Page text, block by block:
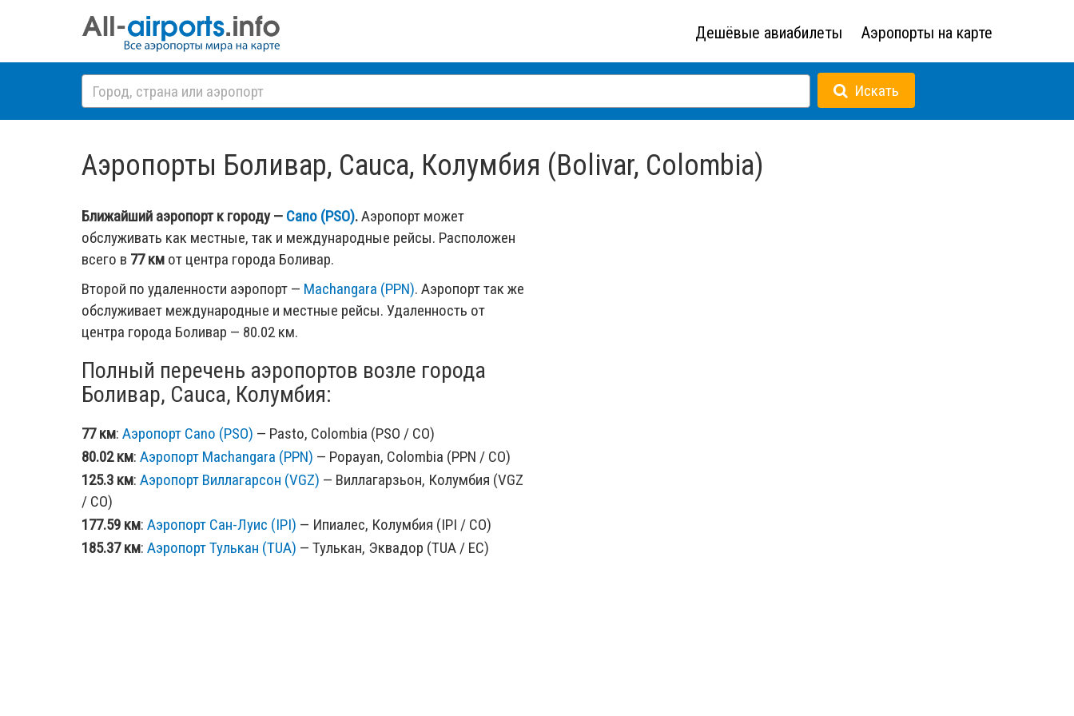
Дешёвые авиабилеты Аэропорты на карте
Искать
Аэропорты Боливар, Cauca, Колумбия (Bolivar, Colombia)
Ближайший аэропорт к городу — Cano (PSO).Аэропорт может
обслуживать как местные, так и международные рейсы. Расположен
всего в 77 км от центра города Боливар.
Второй по удаленности аэропорт — Machangara (PPN). Аэропорт так же
обслуживает международные и местные рейсы. Удаленность от
центра города Боливар — 80.02 км.
Полный перечень аэропортов возле города
Боливар, Cauca, Колумбия:
77 км: Аэропорт Cano (PSO) — Pasto, Colombia (PSO / CO)
80.02 км: Аэропорт Machangara (PPN) — Popayan, Colombia (PPN / CO)
125.3 км: Аэропорт Виллагарсон (VGZ) — Виллагарзьон, Колумбия (VGZ
/ CO)
177.59 км: Аэропорт Сан-Луис (IPI) — Ипиалес, Колумбия (IPI / CO)
185.37 км: Аэропорт Тулькан (TUA) — Тулькан, Эквадор (TUA / EC)